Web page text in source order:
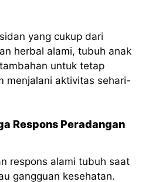
yang cukup dari
herbal alami, tubuh anak
untuk tetap
menjalani aktivitas sehari-
Respons Peradangan
respons alami tubuh saat
gangguan kesehatan.